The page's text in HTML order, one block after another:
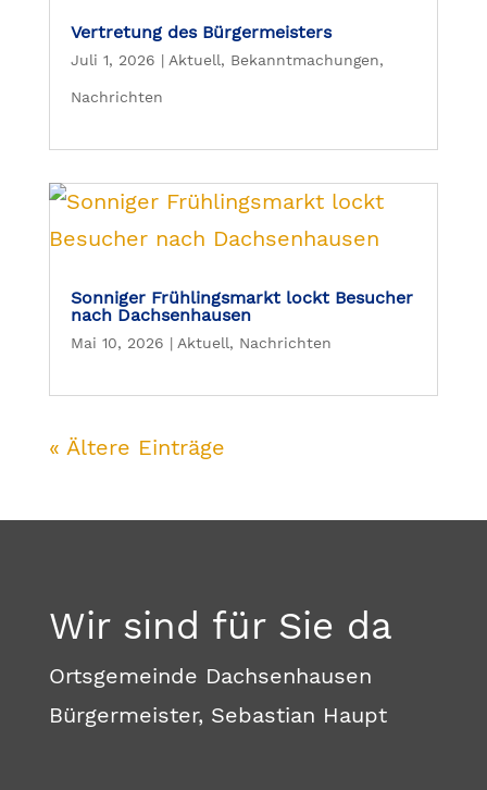
Vertretung des Bürgermeisters
Juli 1, 2026 | Aktuell, Bekanntmachungen,
Nachrichten
Sonniger Frühlingsmarkt lockt Besucher
nach Dachsenhausen
Mai 10, 2026 | Aktuell, Nachrichten
« Ältere Einträge
Wir sind für Sie da
Ortsgemeinde Dachsenhausen
Bürgermeister, Sebastian Haupt